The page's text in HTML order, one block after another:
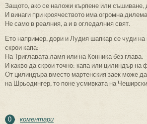
Защото, ако се наложи кърпене или съшиване,
И винаги при кроячеството има огромна
Не само в реалния, а и в огледалния свят.
Ето например, дори и Лудия шапкар се чуди на
скрои капа:
На Триглавата ламя или на Конника без глава.
И какво да скрои точно: капа или цилиндър на
От цилиндъра вместо мартенския заек може да
на Шрьодингер, то поне усмивката на
0 коментари